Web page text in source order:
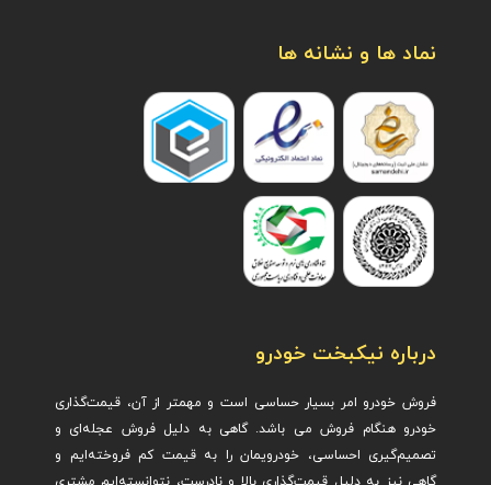
نماد ها و نشانه ها
درباره نیکبخت خودرو
فروش خودرو امر بسیار حساسی است و مهمتر از آن، قیمت‌گذاری
خودرو هنگام فروش می باشد. گاهی به دلیل فروش عجله‌ای و
تصمیم‌گیری احساسی، خودرویمان را به قیمت کم فروخته‌ایم و